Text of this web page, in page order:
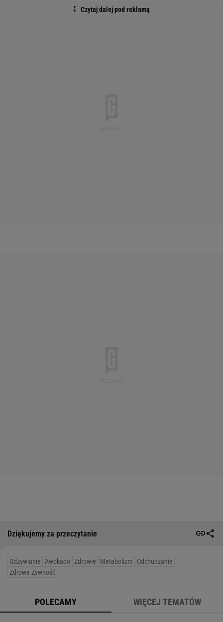
Dziękujemy za przeczytanie
Odżywianie Awokado Zdrowie Metabolizm
Odchudzanie
Zdrowa Żywność
POLECAMY WIĘCEJ TEMATÓW